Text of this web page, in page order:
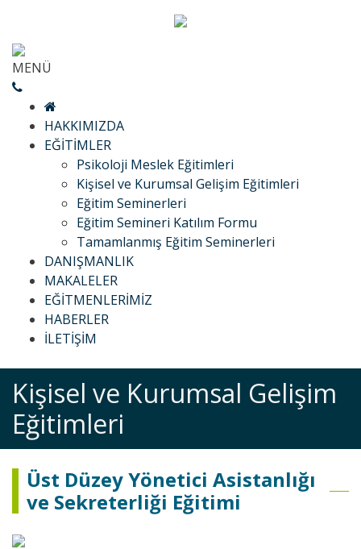
MENÜ
HAKKIMIZDA
EĞİTİMLER
Psikoloji Meslek Eğitimleri
Kişisel ve Kurumsal Gelişim Eğitimleri
Eğitim Seminerleri
Eğitim Semineri Katılım Formu
Tamamlanmış Eğitim Seminerleri
DANIŞMANLIK
MAKALELER
EĞİTMENLERİMİZ
HABERLER
İLETİŞİM
Kişisel ve Kurumsal Gelişim
Eğitimleri
Üst Düzey Yönetici Asistanlığı
ve Sekreterliği Eğitimi